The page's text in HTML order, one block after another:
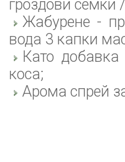
гроздови
Жабурене -
вода 3 капки
Като
коса;
Арома спрей